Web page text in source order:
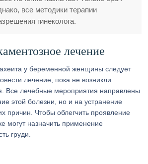
все методики терапии
гинеколога.
лечение
у беременной женщины следует
лечение, пока не возникли
Все лечебные мероприятия направлены
этой болезни, но и на устранение
причин. Чтобы облегчить проявление
могут назначить применение
груди.